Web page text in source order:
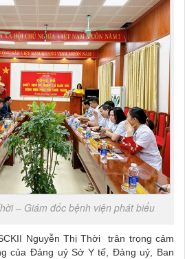
– Giám đốc bệnh viện phát biểu
Nguyễn Thị Thời trân trọng cảm
của Đảng uỷ Sở Y tế, Đảng uỷ, Ban